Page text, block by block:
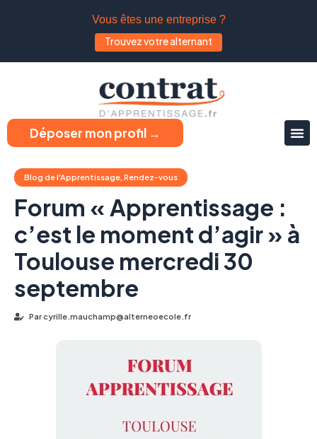
Vous êtes une entreprise ?
Trouvez votre alternant
Déposer mon profil →
Blog de l'Apprentissage, Rendez-vous
Forum « Apprentissage :
c’est le moment d’agir » à
Toulouse mercredi 30
septembre
Parcyrille.mauchamp@alterneoecole.fr